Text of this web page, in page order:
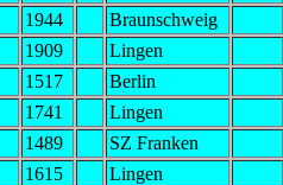
1944
Braunschweig
1909
Lingen
1517
Berlin
1741
Lingen
1489
SZ Franken
1615
Lingen